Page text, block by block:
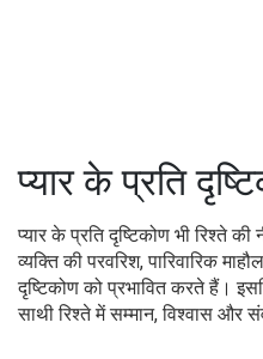
प्यार के प्रति
प्यार के प्रति दृष्टिकोण भी रिश्ते की
व्यक्ति की परवरिश, पारिवारिक
दृष्टिकोण को प्रभावित करते हैं।
साथी रिश्ते में सम्मान, विश्वास और